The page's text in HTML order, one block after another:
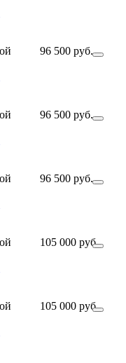
96 500 руб.
96 500 руб.
96 500 руб.
105 000 руб.
105 000 руб.